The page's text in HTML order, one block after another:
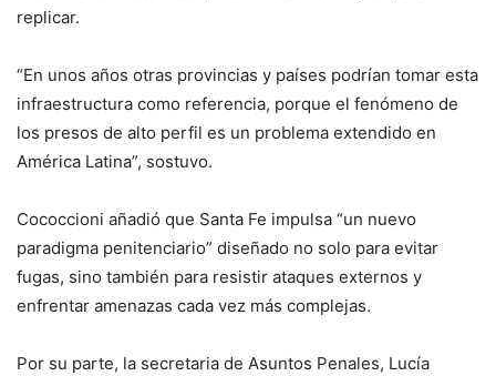
replicar.
“En unos años otras provincias y países podrían tomar esta
infraestructura como referencia, porque el fenómeno de
los presos de alto perfil es un problema extendido en
América Latina”, sostuvo.
Cococcioni añadió que Santa Fe impulsa “un nuevo
paradigma penitenciario” diseñado no solo para evitar
fugas, sino también para resistir ataques externos y
enfrentar amenazas cada vez más complejas.
Por su parte, la secretaria de Asuntos Penales, Lucía